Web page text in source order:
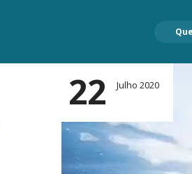
22 Julho 2020